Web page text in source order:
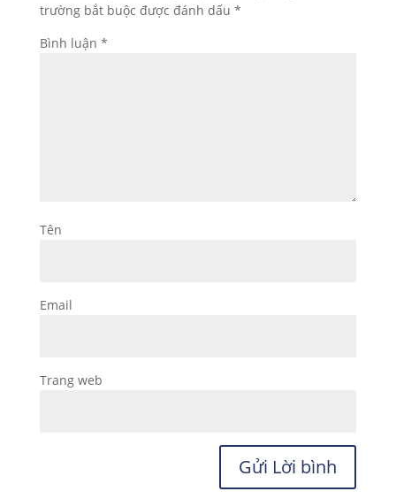
trường bắt buộc được đánh dấu *
Bình luận *
Tên
Email
Trang web